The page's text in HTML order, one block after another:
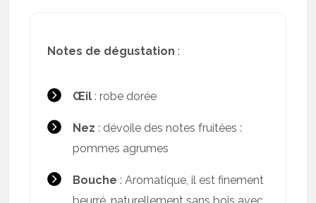
Notes de dégustation :
Œil: robe dorée
Nez : dévoile des notes fruitées :
pommes agrumes
Bouche : Aromatique, il est finement
beurré, naturellement sans bois avec